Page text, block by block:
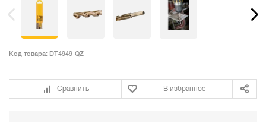
Код товара: DT4949-QZ
Сравнить В избранное